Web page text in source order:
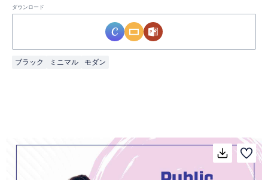
ダウンロード
ブラック ミニマル モダン